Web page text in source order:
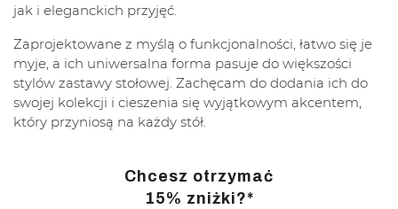
jak i eleganckich przyjęć.
Zaprojektowane z myślą o funkcjonalności, łatwo się je
myje, a ich uniwersalna forma pasuje do większości
stylów zastawy stołowej. Zachęcam do dodania ich do
swojej kolekcji i cieszenia się wyjątkowym akcentem,
który przyniosą na każdy stół.
Chcesz otrzymać
15% zniżki?*